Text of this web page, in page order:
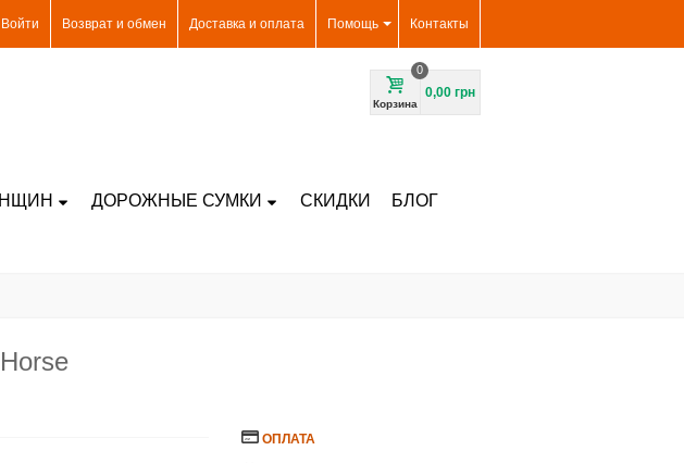
Контакты
Помощь
Доставка и оплата
Возврат и обмен
Войти
Корзина
0
0,00 грн
ДОРОЖНЫЕ СУМКИ СКИДКИ БЛОГ
ОПЛАТА